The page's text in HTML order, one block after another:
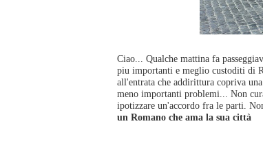
Ciao... Qualche mattina fa
piu importanti e meglio custoditi di
all'entrata che addirittura copriva
meno importanti problemi... Non
ipotizzare un'accordo fra le parti.
un Romano che ama la sua città